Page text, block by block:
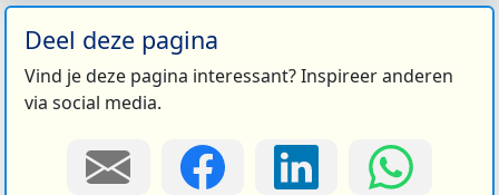
Deel deze pagina
Vind je deze pagina interessant? Inspireer anderen
via social media.